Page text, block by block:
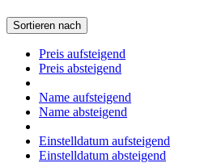
Sortieren nach
Preis aufsteigend
Preis absteigend
Name aufsteigend
Name absteigend
Einstelldatum aufsteigend
Einstelldatum absteigend